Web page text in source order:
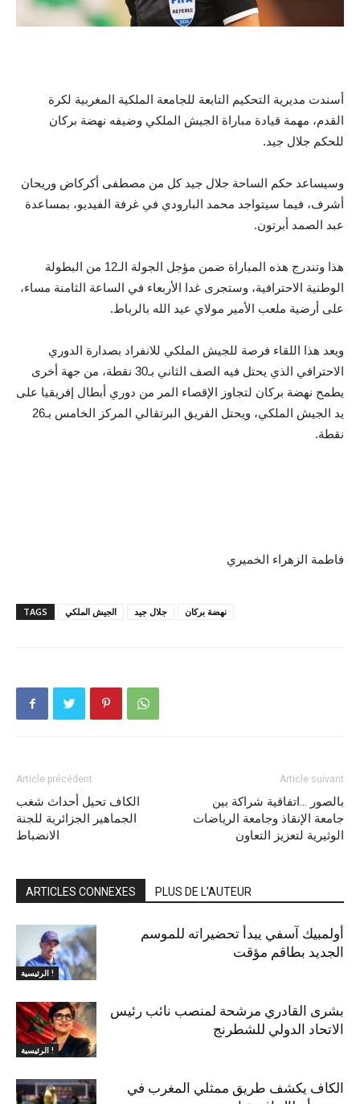
أسندت مديرية التحكيم التابعة للجامعة الملكية المغربية لكرة
القدم، مهمة قيادة مباراة الجيش الملكي وضيفه نهضة بركان
للحكم جلال جيد.
وسيساعد حكم الساحة جلال جيد كل من مصطفى أكركاض وريحان
أشرف، فيما سيتواجد محمد البارودي في غرفة الفيديو، بمساعدة
عبد الصمد أبرتون.
هذا وتندرج هذه المباراة ضمن مؤجل الجولة الـ12 من البطولة
الوطنية الاحترافية، وستجرى غدا الأربعاء في الساعة الثامنة مساء،
على أرضية ملعب الأمير مولاي عيد الله بالرباط.
ويعد هذا اللقاء فرصة للجيش الملكي للانفراد بصدارة الدوري
الاحترافي الذي يحتل فيه الصف الثاني بـ30 نقطة، من جهة أخرى
يطمح نهضة بركان لتجاوز الإقصاء المر من دوري أبطال إفريقيا على
يد الجيش الملكي، ويحتل الفريق البرتقالي المركز الخامس بـ26
نقطة.
فاطمة الزهراء الخميري
TAGS الجيش الملكي جلال جيد نهضة بركان
Article précédent
الكاف تحيل أحداث شغب
الجماهير الجزائرية للجنة
الانضباط
Article suivant
بالصور …اتفاقية شراكة بين
جامعة الإنقاذ وجامعة الرياضات
الوثيرية لتعزيز التعاون
ARTICLES CONNEXES PLUS DE L'AUTEUR
الرئيسية !
أولمبيك آسفي يبدأ تحضيراته للموسم
الجديد بطاقم مؤقت
الرئيسية !
بشرى القادري مرشحة لمنصب نائب رئيس
الاتحاد الدولي للشطرنج
الكاف يكشف طريق ممثلي المغرب في